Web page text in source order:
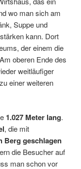
wo man sich am
Suppe und
kann. Dort
der einem die
oberen Ende des
weitläufiger
einer weiteren
1.027 Meter lang.
, die mit
Berg geschlagen
die Besucher auf
man schon vor